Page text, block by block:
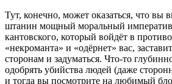
Тут, конечно, может оказаться, что вы
штанин мощный моральный
кантовского, который войдёт в
«некроманта» и «одёрнет» вас,
сторонам и задуматься. Что-то
одобрять убийства людей (даже
и тогда вы посмотрите на любимый